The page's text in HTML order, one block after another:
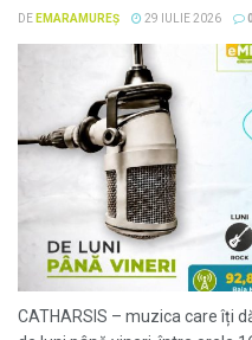
DE EMARAMUREȘ 29 IULIE 2026 0
CATHARSIS – muzica care îți